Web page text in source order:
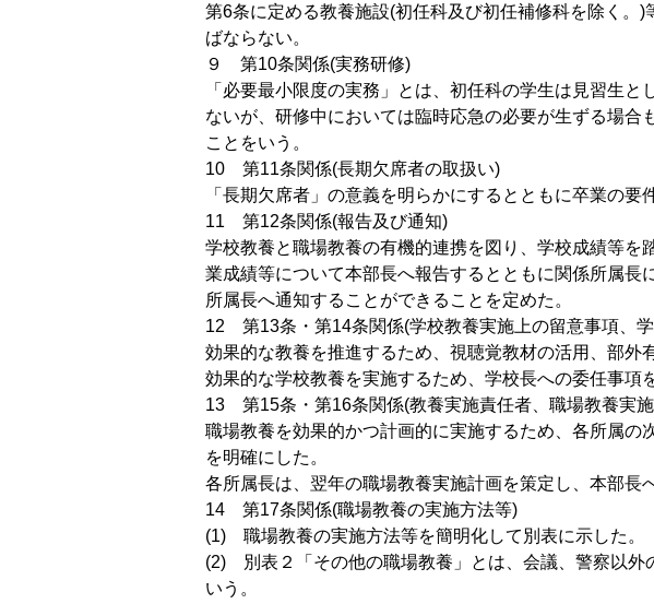
第6条に定める教養施設(初任科及び初任補修科を除く。
ばならない。
９ 第10条関係(実務研修)
「必要最小限度の実務」とは、初任科の学生は見習生
ないが、研修中においては臨時応急の必要が生ずる場
ことをいう。
10 第11条関係(長期欠席者の取扱い)
「長期欠席者」の意義を明らかにするとともに卒業の要
11 第12条関係(報告及び通知)
学校教養と職場教養の有機的連携を図り、学校成績等
業成績等について本部長へ報告するとともに関係所属
所属長へ通知することができることを定めた。
12 第13条・第14条関係(学校教養実施上の留意事項、
効果的な教養を推進するため、視聴覚教材の活用、部外
効果的な学校教養を実施するため、学校長への委任事項
13 第15条・第16条関係(教養実施責任者、職場教養実
職場教養を効果的かつ計画的に実施するため、各所属
を明確にした。
各所属長は、翌年の職場教養実施計画を策定し、本部長
14 第17条関係(職場教養の実施方法等)
(1) 職場教養の実施方法等を簡明化して別表に示した。
(2) 別表２「その他の職場教養」とは、会議、警察以外
いう。